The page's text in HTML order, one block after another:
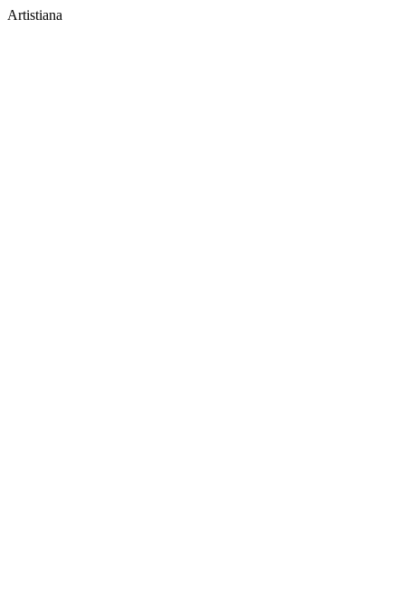
Artistiana